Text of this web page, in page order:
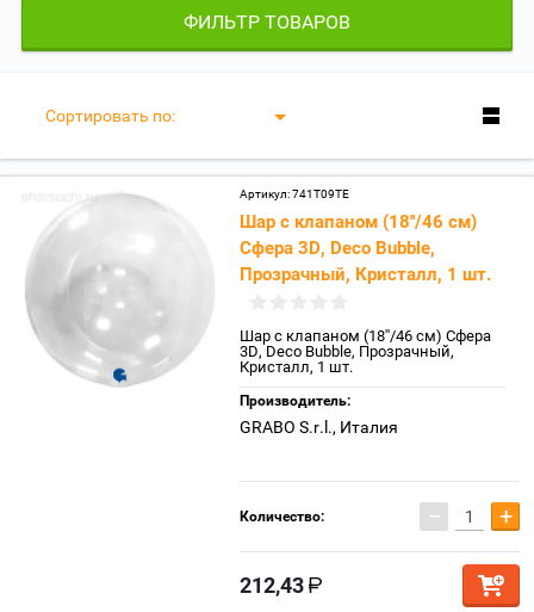
ФИЛЬТР ТОВАРОВ
Сортировать по:
Артикул:741T09TE
Шар с клапаном (18''/46 см)
Сфера 3D, Deco Bubble,
Прозрачный, Кристалл, 1 шт.
Шар с клапаном (18''/46 см) Сфера
3D, Deco Bubble, Прозрачный,
Кристалл, 1 шт.
Производитель:
GRABO S.r.l., Италия
Количество: − +
212,43